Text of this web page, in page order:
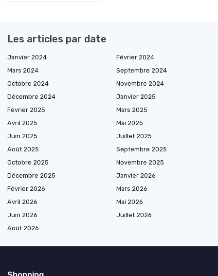
Les articles par date
Janvier 2024
Février 2024
Mars 2024
Septembre 2024
Octobre 2024
Novembre 2024
Décembre 2024
Janvier 2025
Février 2025
Mars 2025
Avril 2025
Mai 2025
Juin 2025
Juillet 2025
Août 2025
Septembre 2025
Octobre 2025
Novembre 2025
Décembre 2025
Janvier 2026
Février 2026
Mars 2026
Avril 2026
Mai 2026
Juin 2026
Juillet 2026
Août 2026